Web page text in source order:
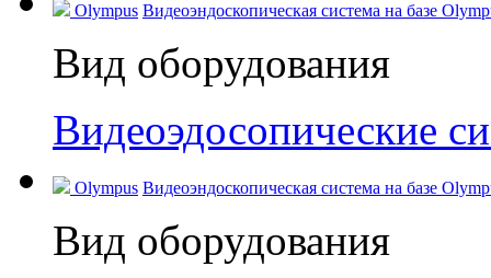
Olympus Видеоэндоскопическая система на базе
Вид оборудования
Видеоэдосопические
Olympus Видеоэндоскопическая система на базе
Вид оборудования